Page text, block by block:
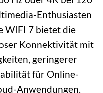
Enthusiasten
WIFI 7 bietet die
Konnektivität mit
geringerer
für Online-
Anwendungen.